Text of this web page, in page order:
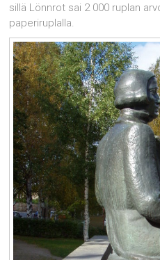
sillä Lönnrot sai 2 000 ruplan
paperiruplalla.